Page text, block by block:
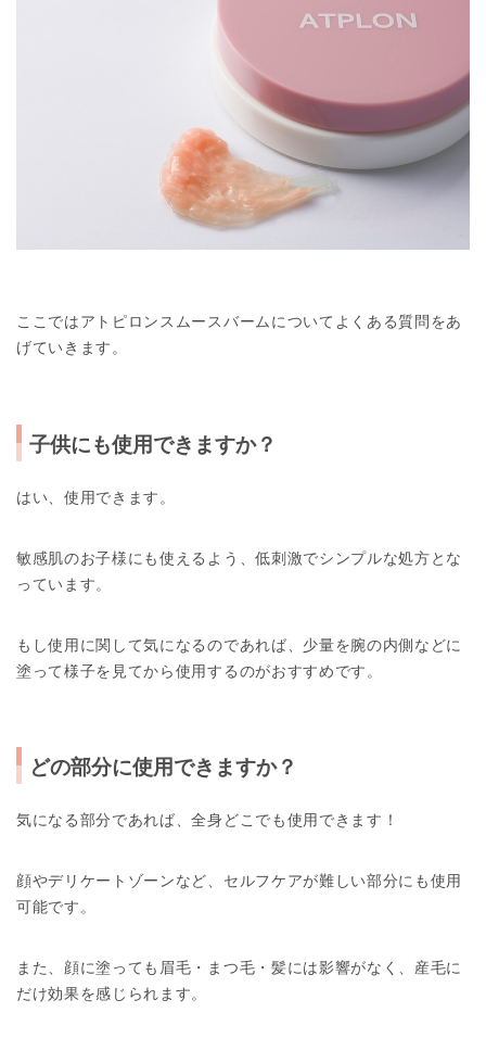
ここではアトピロンスムースバームについてよくある質問をあ
げていきます。
子供にも使用できますか？
はい、使用できます。
敏感肌のお子様にも使えるよう、低刺激でシンプルな処方とな
っています。
もし使用に関して気になるのであれば、少量を腕の内側などに
塗って様子を見てから使用するのがおすすめです。
どの部分に使用できますか？
気になる部分であれば、全身どこでも使用できます！
顔やデリケートゾーンなど、セルフケアが難しい部分にも使用
可能です。
また、顔に塗っても眉毛・まつ毛・髪には影響がなく、産毛に
だけ効果を感じられます。